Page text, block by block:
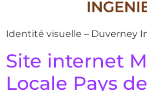
Identité visuelle – Duverney
Site internet
Locale Pays